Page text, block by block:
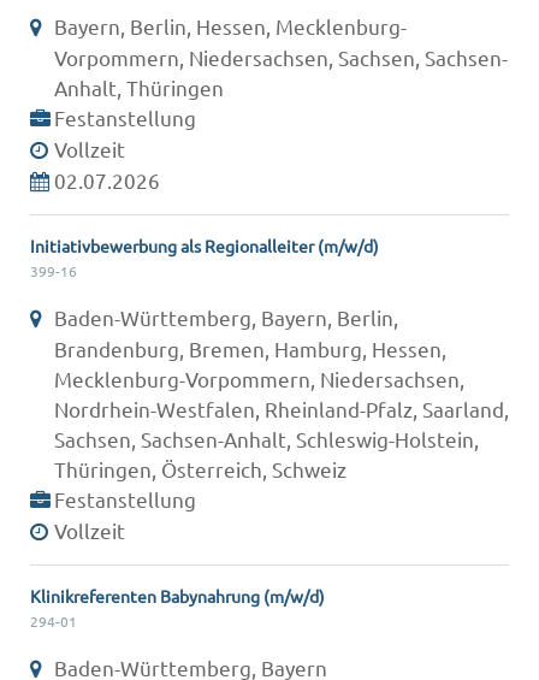
Bayern, Berlin, Hessen, Mecklenburg-
Vorpommern, Niedersachsen, Sachsen, Sachsen-
Anhalt, Thüringen
Festanstellung
Vollzeit
02.07.2026
Initiativbewerbung als Regionalleiter (m/w/d)
399-16
Baden-Württemberg, Bayern, Berlin,
Brandenburg, Bremen, Hamburg, Hessen,
Mecklenburg-Vorpommern, Niedersachsen,
Nordrhein-Westfalen, Rheinland-Pfalz, Saarland,
Sachsen, Sachsen-Anhalt, Schleswig-Holstein,
Thüringen, Österreich, Schweiz
Festanstellung
Vollzeit
Klinikreferenten Babynahrung (m/w/d)
294-01
Baden-Württemberg, Bayern